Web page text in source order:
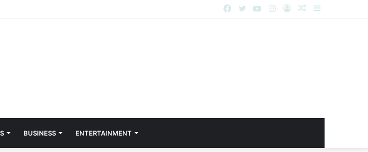
Sidebar
Random
Log
Instagram
YouTube
Twitter
Facebook
BUSINESS ENTERTAINMENT